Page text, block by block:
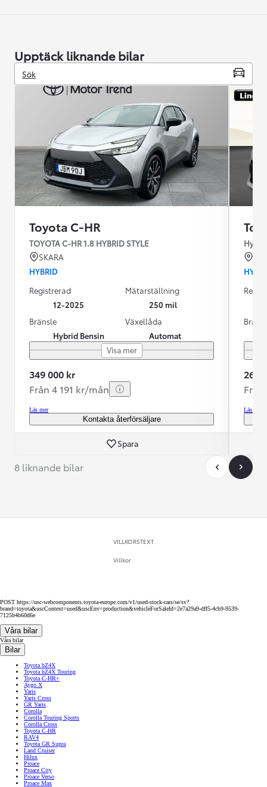
Upptäck liknande bilar
Sök
Toyota C-HR
TOYOTA C-HR 1.8 HYBRID STYLE
SKARA
HYBRID
Registrerad
12-2025
Mätarställning
250 mil
Bränsle
Hybrid Bensin
Växellåda
Automat
Visa mer
349 000 kr
Från 4 191 kr/mån
Läs mer
Kontakta återförsäljare
Spara
269
Läs mer
8 liknande bilar
VILLKORSTEXT
Villkor
POST https://usc-webcomponents.toyota-europe.com/v1/used-stock-cars/se/sv?
brand=toyota&uscContext=used&uscEnv=production&vehicleForSaleId=2e7a29a9-dff5-4cb9-9539-
7125b4b60d6e
Våra bilar
Våra bilar
Bilar
Toyota bZ4X
Toyota bZ4X Touring
Toyota C-HR+
Aygo X
Yaris
Yaris Cross
GR Yaris
Corolla
Corolla Touring Sports
Corolla Cross
Toyota C-HR
RAV4
Toyota GR Supra
Land Cruiser
Hilux
Proace
Proace City
Proace Verso
Proace Max